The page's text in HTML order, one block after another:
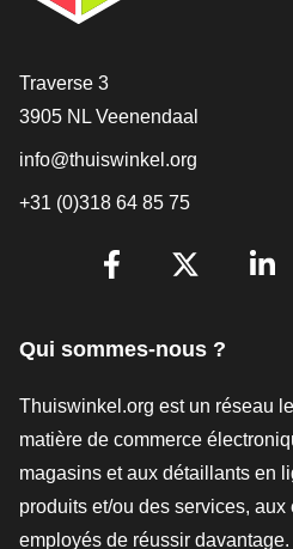
[_General:Contact]
Traverse 3
3905 NL Veenendaal
info@thuiswinkel.org
+31 (0)318 64 85 75
[_General:SocialMediaTitle]
Qui sommes-nous ?
Thuiswinkel.org est un réseau
matière de commerce
magasins et aux détaillants en
produits et/ou des services,
employés de réussir